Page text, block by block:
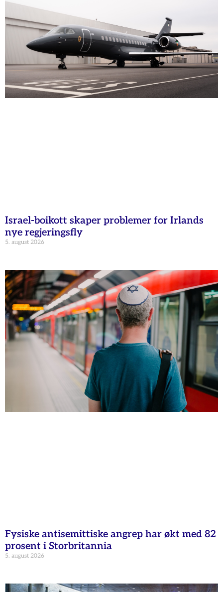
Israel-boikott skaper problemer for Irlands
nye regjeringsfly
5. august 2026
Fysiske antisemittiske angrep har økt med 82
prosent i Storbritannia
5. august 2026